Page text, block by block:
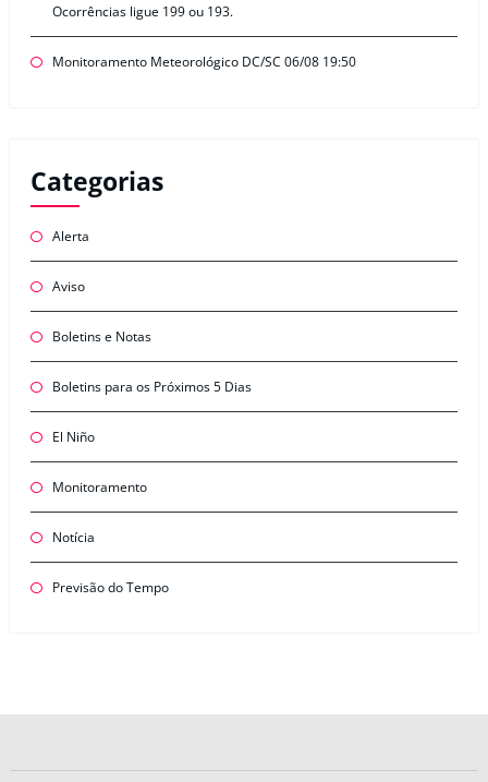
Ocorrências ligue 199 ou 193.
Monitoramento Meteorológico DC/SC 06/08 19:50
Categorias
Alerta
Aviso
Boletins e Notas
Boletins para os Próximos 5 Dias
El Niño
Monitoramento
Notícia
Previsão do Tempo